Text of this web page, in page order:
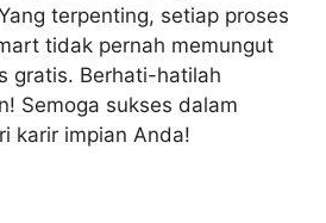
terpenting, setiap proses
tidak pernah memungut
gratis. Berhati-hatilah
Semoga sukses dalam
karir impian Anda!